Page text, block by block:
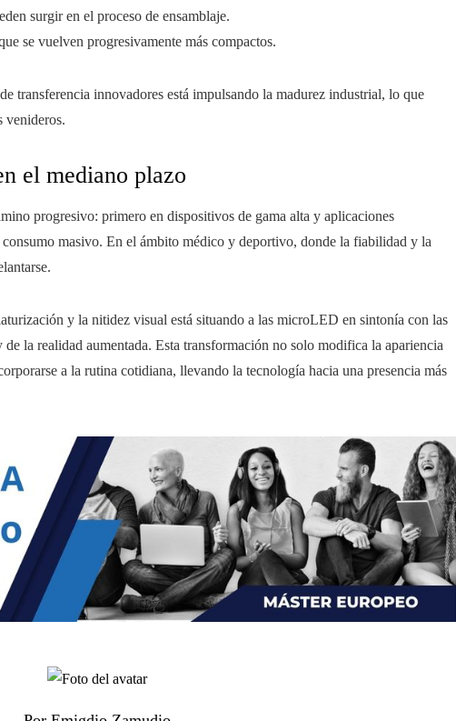
surgir en el proceso de ensamblaje.
se vuelven progresivamente más compactos.
transferencia innovadores está impulsando la madurez industrial, lo que
venideros.
el mediano plazo
progresivo: primero en dispositivos de gama alta y aplicaciones
masivo. En el ámbito médico y deportivo, donde la fiabilidad y la
y la nitidez visual está situando a las microLED en sintonía con las
la realidad aumentada. Esta transformación no solo modifica la apariencia
a la rutina cotidiana, llevando la tecnología hacia una presencia más